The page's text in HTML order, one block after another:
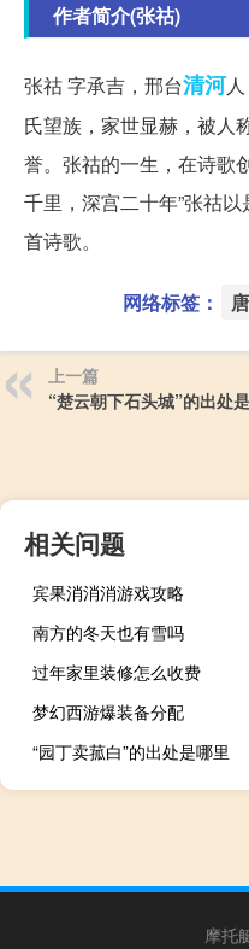
作者简介(张祜)
张祜 字承吉，邢台清河
氏望族，家世显赫，被人
誉。张祜的一生，在诗歌
千里，深宫二十年”张祜
首诗歌。
网络标签：
上一篇
“楚云朝下石头城”的出处
相关问题
宾果消消消游戏攻略
南方的冬天也有雪吗
过年家里装修怎么收费
梦幻西游爆装备分配
“园丁卖菰白”的出处是哪里
摩托